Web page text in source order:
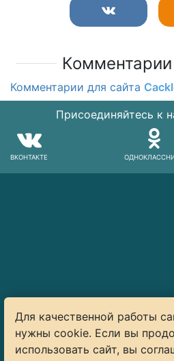
Комментарии
Комментарии для сайта Cackl
Присоединяйтесь к
ВКОНТАКТЕ
Для качественной работы
нужны cookie. Если вы
использовать сайт, вы